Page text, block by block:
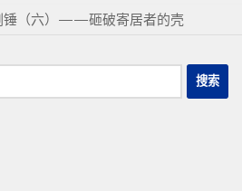
锤（六）——砸破寄居者的壳